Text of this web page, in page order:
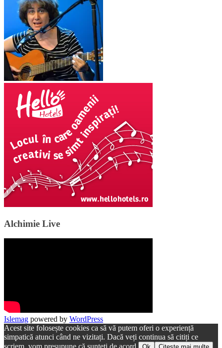
Alchimie Live
Islemag powered by WordPress
Acest site folosește cookies ca să vă putem oferi o experiență
simpatică atunci când ne vizitați. Dacă veți continua să citiți ce